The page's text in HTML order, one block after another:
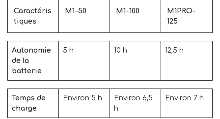
Caractéris
tiques
M1-50 M1-100
M1PRO-
125
Autonomie
de la
batterie
5 h 10 h 12,5 h
Temps de
charge
Environ 5 h
Environ 6,5
h
Environ 7 h